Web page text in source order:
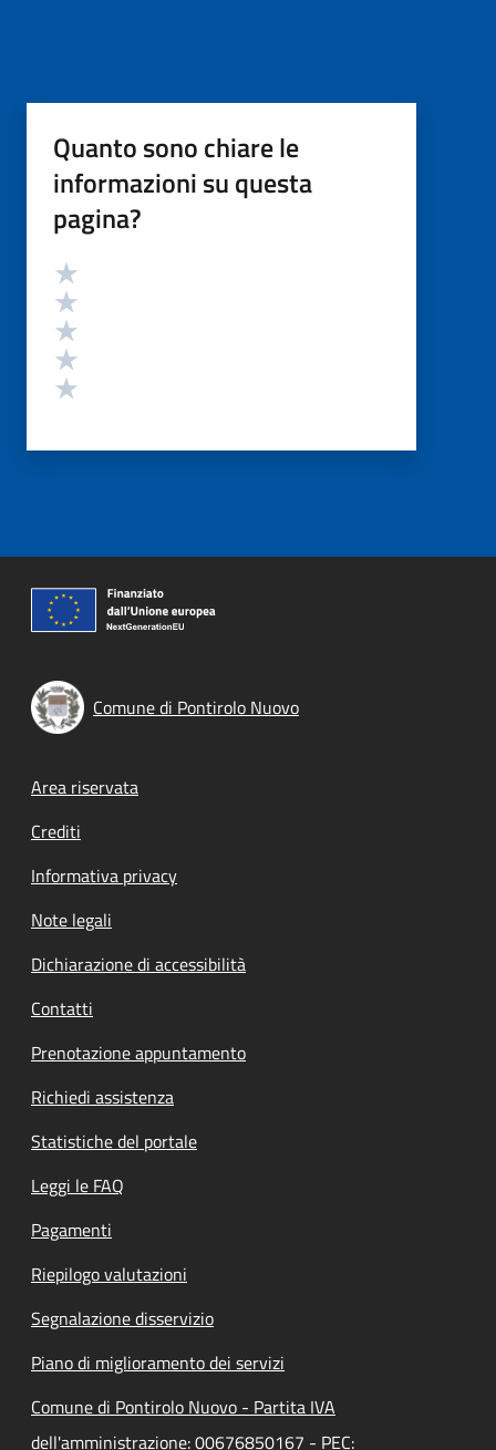
Quanto sono chiare le
informazioni su questa
pagina?
Valutazione
Comune di Pontirolo Nuovo
Footer menu
Area riservata
Crediti
Informativa privacy
Note legali
Dichiarazione di accessibilità
Contatti
Prenotazione appuntamento
Richiedi assistenza
Statistiche del portale
Leggi le FAQ
Pagamenti
Riepilogo valutazioni
Segnalazione disservizio
Piano di miglioramento dei servizi
Comune di Pontirolo Nuovo - Partita IVA
dell'amministrazione: 00676850167 - PEC: